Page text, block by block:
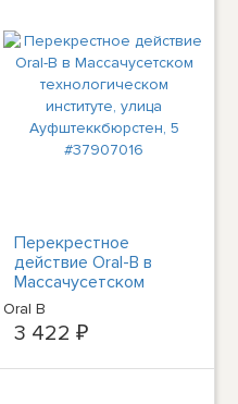
Перекрестное
действие Oral-B в
Массачусетском
технологическом
институте, улица
Ауфштеккбюрстен, 5
Oral B
3 422 ₽